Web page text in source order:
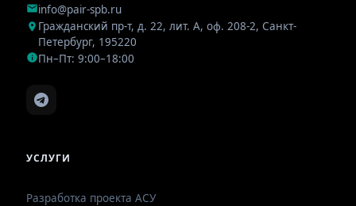
info@pair-spb.ru
Гражданский пр-т, д. 22, лит. А, оф. 208-2, Санкт-
Петербург, 195220
Пн–Пт: 9:00–18:00
УСЛУГИ
Разработка проекта АСУ